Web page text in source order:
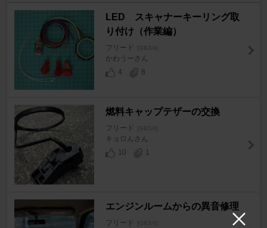
LED スキャナーキーリング取
り付け（作業編）
フリード [GB3/4]
かわうーさん
4
8
燃料キャップテザーの交換
フリード [GB3/4]
キョロんさん
10
1
エンジンルームからの異音修理
フリード [GB3/4]